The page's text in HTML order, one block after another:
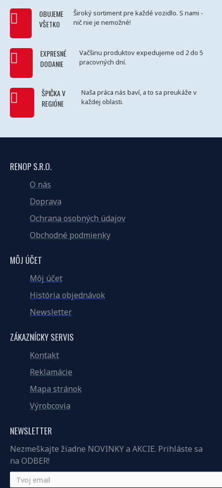
OBUJEME
VŠETKO
Široký sortiment pre každé vozidlo. S nami -
nič nie je nemožné!
EXPRESNÉ
DODANIE
Vačšinu produktov expedujeme od 2 do 5
pracovných dní.
ŠPIČKA V
REGIÓNE
Naša práca nás baví, a to sa preukáže v
každej oblasti.
RENOP S.R.O.
O nás
Doprava
Ochrana osobných údajov
Obchodné podmienky
MÔJ ÚČET
Môj účet
História objednávok
Newsletter
ZÁKAZNÍCKY SERVIS
Kontakt
Reklamácie
Mapa stránok
Výrobcovia
NEWSLETTER
Nezmeškajte žiadne NOVINKY a AKCIE. Prihláste sa
na ODBER!